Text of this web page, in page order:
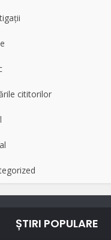
cititorilor
ȘTIRI POPULARE